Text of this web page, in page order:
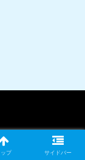
ップ サイドバー